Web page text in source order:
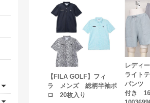
【FILA GOLF】フィ
ラ メンズ 総柄半袖ポ
ロ 20枚入り
レディ
ライト
パンツ
付き 16